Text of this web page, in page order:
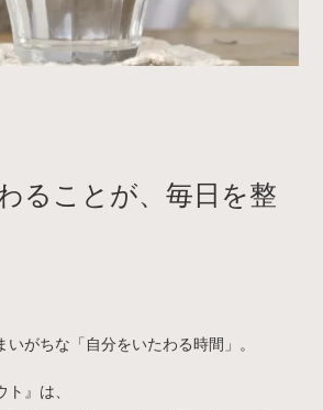
ることが、毎日を整
がちな「自分をいたわる時間」。
ト』は、